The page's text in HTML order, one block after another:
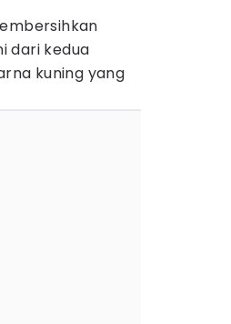
dari kedua
kuning yang